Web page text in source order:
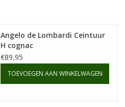
Angelo de Lombardi Ceintuur
H cognac
€89,95
TOEVOEGEN AAN WINKELWAGEN